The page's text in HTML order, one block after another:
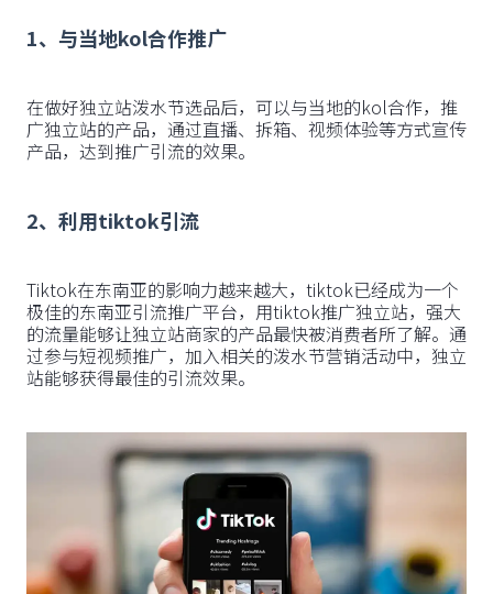
1、与当地kol合作推广
在做好独立站泼水节选品后，可以与当地的kol合作，推
广独立站的产品，通过直播、拆箱、视频体验等方式宣传
产品，达到推广引流的效果。
2、利用tiktok引流
Tiktok在东南亚的影响力越来越大，tiktok已经成为一个
极佳的东南亚引流推广平台，用tiktok推广独立站，强大
的流量能够让独立站商家的产品最快被消费者所了解。通
过参与短视频推广，加入相关的泼水节营销活动中，独立
站能够获得最佳的引流效果。